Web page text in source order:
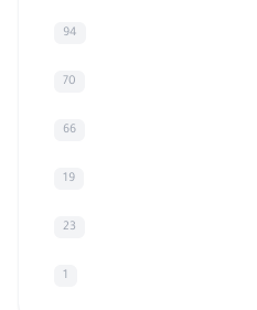
94
70
66
19
23
1